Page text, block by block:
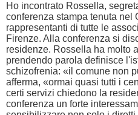
Ho incontrato Rossella,
conferenza stampa tenuta nel
rappresentanti di tutte le
Firenze. Alla conferenza si
residenze. Rossella ha molto
prendendo parola definisce
schizofrenia: «il comune non
afferma, «ormai quasi tutti i
certi servizi chiedono la
conferenza un forte